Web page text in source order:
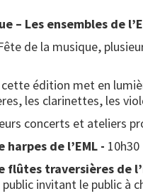
– Les ensembles de
de la musique,
édition met en
les clarinettes, les
concerts et ateliers
harpes de l’EML -
flûtes traversières de
invitant le public à